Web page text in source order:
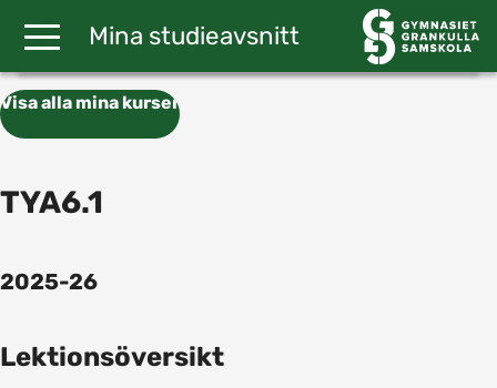
Mina studieavsnitt
Visa alla mina kurser
TYA6.1
2025-26
Lektionsöversikt